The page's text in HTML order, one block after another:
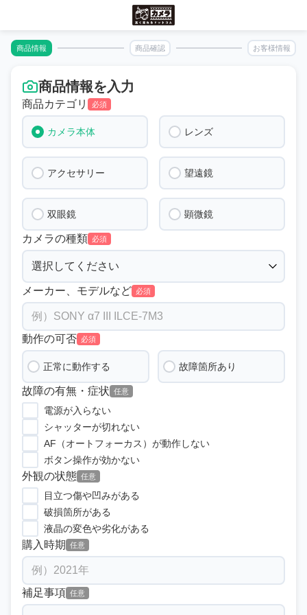
商品情報 商品確認 お客様情報
商品情報を入力
商品カテゴリ 必須
カメラ本体 レンズ
アクセサリー 望遠鏡
双眼鏡 顕微鏡
カメラの種類 必須
メーカー、モデルなど 必須
動作の可否 必須
正常に動作する 故障箇所あり
故障の有無・症状 任意
電源が入らない
シャッターが切れない
AF（オートフォーカス）が動作しない
ボタン操作が効かない
外観の状態 任意
目立つ傷や凹みがある
破損箇所がある
液晶の変色や劣化がある
購入時期 任意
補足事項 任意